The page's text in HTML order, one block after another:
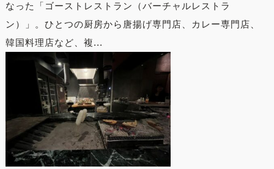
なった「ゴーストレストラン（バーチャルレストラ
ン）」。ひとつの厨房から唐揚げ専門店、カレー専門店、
韓国料理店など、複...